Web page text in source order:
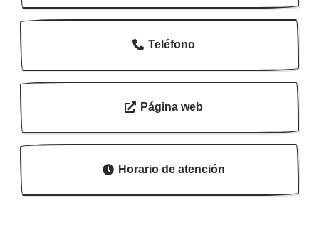
Teléfono
Página web
Horario de atención